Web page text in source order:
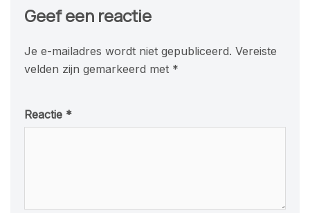
Geef een reactie
Je e-mailadres wordt niet gepubliceerd. Vereiste
velden zijn gemarkeerd met *
Reactie *